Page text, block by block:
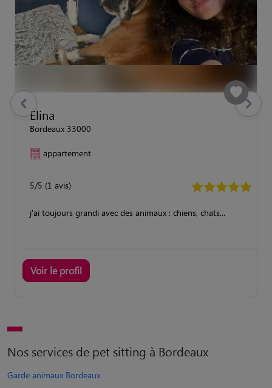
Elina
Bordeaux 33000
appartement
5/5 (1 avis)
j'ai toujours grandi avec des animaux : chiens, chats...
Voir le profil
previous Suivant
Nos services de pet sitting à Bordeaux
Garde animaux Bordeaux